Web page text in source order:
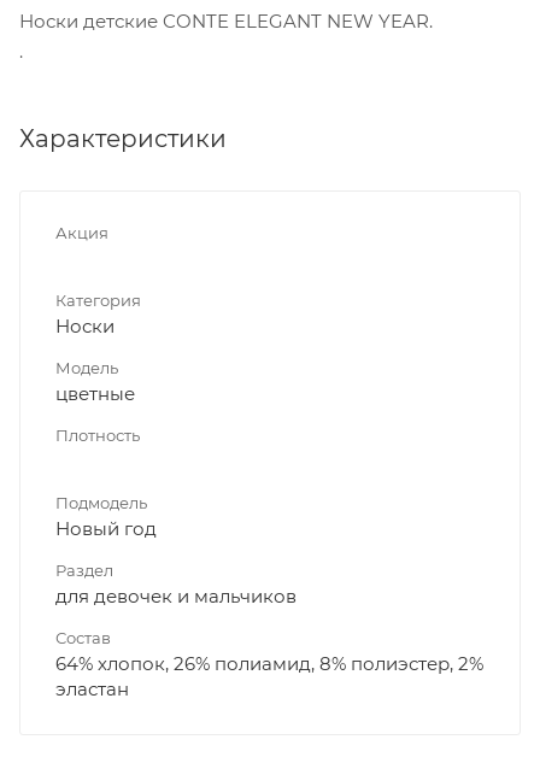
Носки детские CONTE ELEGANT NEW YEAR.
.
Характеристики
Акция
Категория
Носки
Модель
цветные
Плотность
Подмодель
Новый год
Раздел
для девочек и мальчиков
Состав
64% хлопок, 26% полиамид, 8% полиэстер, 2%
эластан